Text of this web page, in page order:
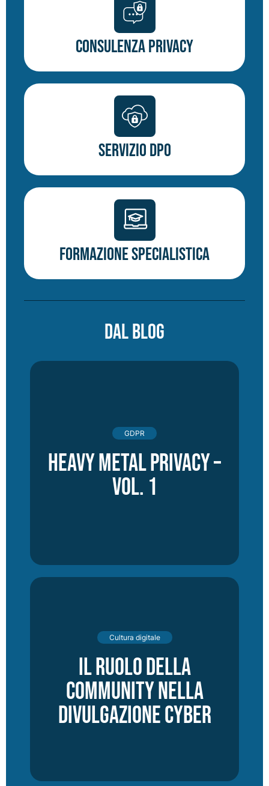
Consulenza Privacy
Servizio DPO
Formazione specialistica
DAL BLOG
GDPR
Heavy Metal Privacy –
vol. 1
Cultura digitale
Il ruolo della
community nella
divulgazione cyber